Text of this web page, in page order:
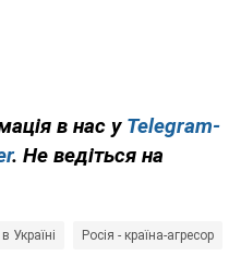
в нас у Telegram-
. Не ведіться на
Україні Росія - країна-агресор